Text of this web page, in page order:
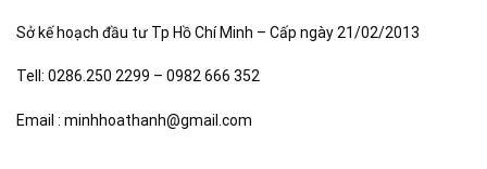
Sở kế hoạch đầu tư Tp Hồ Chí Minh – Cấp ngày 21/02/2013
Tell: 0286.250 2299 – 0982 666 352
Email : minhhoathanh@gmail.com